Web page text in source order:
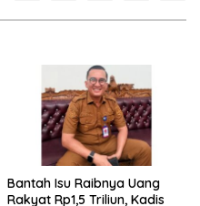
Bantah Isu Raibnya Uang
Rakyat Rp1,5 Triliun, Kadis